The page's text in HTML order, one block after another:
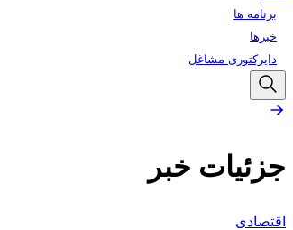
برنامه ها
خبرها
دایرکتوری مشاغل
جزئیات خبر
اقتصادی